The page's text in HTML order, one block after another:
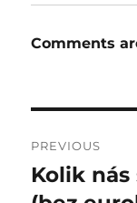
Comments
PREVIOUS
Previous
post:
Kolik